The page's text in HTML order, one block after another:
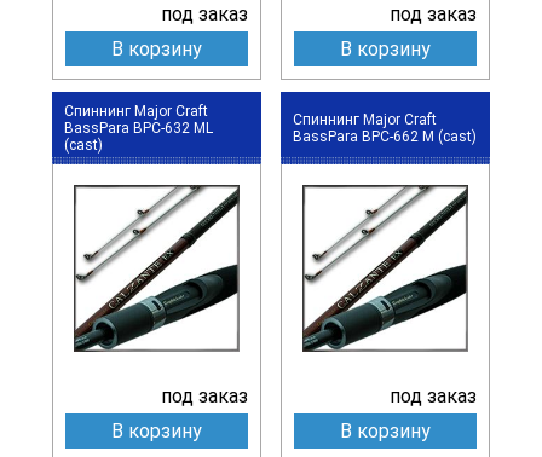
под заказ
В корзину
под заказ
В корзину
Спиннинг Major Craft
BassPara BPC-632 ML
(cast)
под заказ
В корзину
Спиннинг Major Craft
BassPara BPC-662 M (cast)
под заказ
В корзину